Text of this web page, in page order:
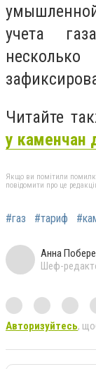
учета
Читайте
у каменчан
Якщо ви помітили
повідомити про це
#газ #тариф
Анна
Шеф-
Авторизуйтесь,